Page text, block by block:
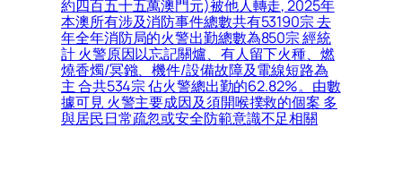
約四百五十五萬澳門元)被他人轉走, 2025年
本澳所有涉及消防事件總數共有53190宗 去
年全年消防局的火警出勤總數為850宗 經統
計 火警原因以忘記關爐、有人留下火種、燃
燒香燭/冥鏹、機件/設備故障及電線短路為
主 合共534宗 佔火警總出勤的62.82%。由數
據可見 火警主要成因及須開喉撲救的個案 多
與居民日常疏忽或安全防範意識不足相關